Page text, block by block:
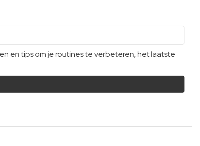
en tips om je routines te verbeteren, het laatste